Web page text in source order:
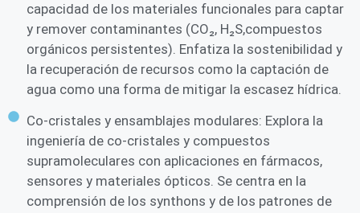
capacidad de los materiales funcionales para captar
y remover contaminantes (CO₂, H₂S,compuestos
orgánicos persistentes). Enfatiza la sostenibilidad y
la recuperación de recursos como la captación de
agua como una forma de mitigar la escasez hídrica.
Co‑cristales y ensamblajes modulares: Explora la
ingeniería de co‑cristales y compuestos
supramoleculares con aplicaciones en fármacos,
sensores y materiales ópticos. Se centra en la
comprensión de los synthons y de los patrones de